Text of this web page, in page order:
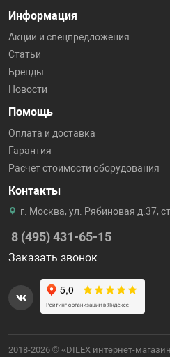
Информация
Акции и спецпредложения
Статьи
Бренды
Новости
Помощь
Оплата и доставка
Гарантия
Расчет стоимости оборудования
Контакты
г. Москва, ул. Рябиновая д.37,
8 (495) 431-65-15
Заказать звонок
2018-2026 © «DILEX интернет-